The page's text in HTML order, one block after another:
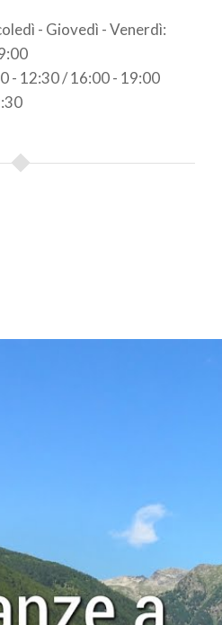
- Giovedì - Venerdì:
- 12:30 / 16:00 - 19:00